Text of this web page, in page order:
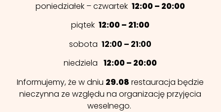
poniedziałek – czwartek12:00 – 20:00
piątek12:00 – 21:00
sobota12:00 – 21:00
niedziela12:00 – 20:00
Informujemy, że w dniu 29.08 restauracja będzie
nieczynna ze względu na organizację przyjęcia
weselnego.